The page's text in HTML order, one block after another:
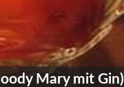
Mary mit Gin)